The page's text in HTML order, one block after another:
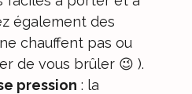
également des
chauffent pas ou
de vous brûler 😉 ).
pression : la